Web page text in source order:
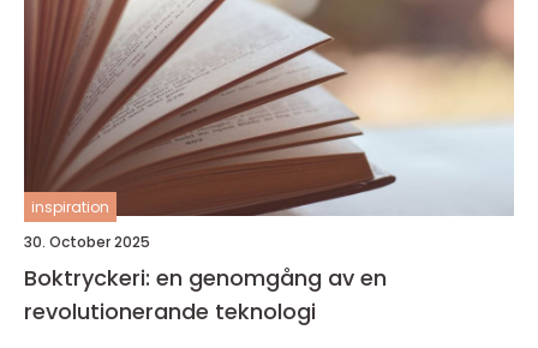
inspiration
30. October 2025
Boktryckeri: en genomgång av en
revolutionerande teknologi